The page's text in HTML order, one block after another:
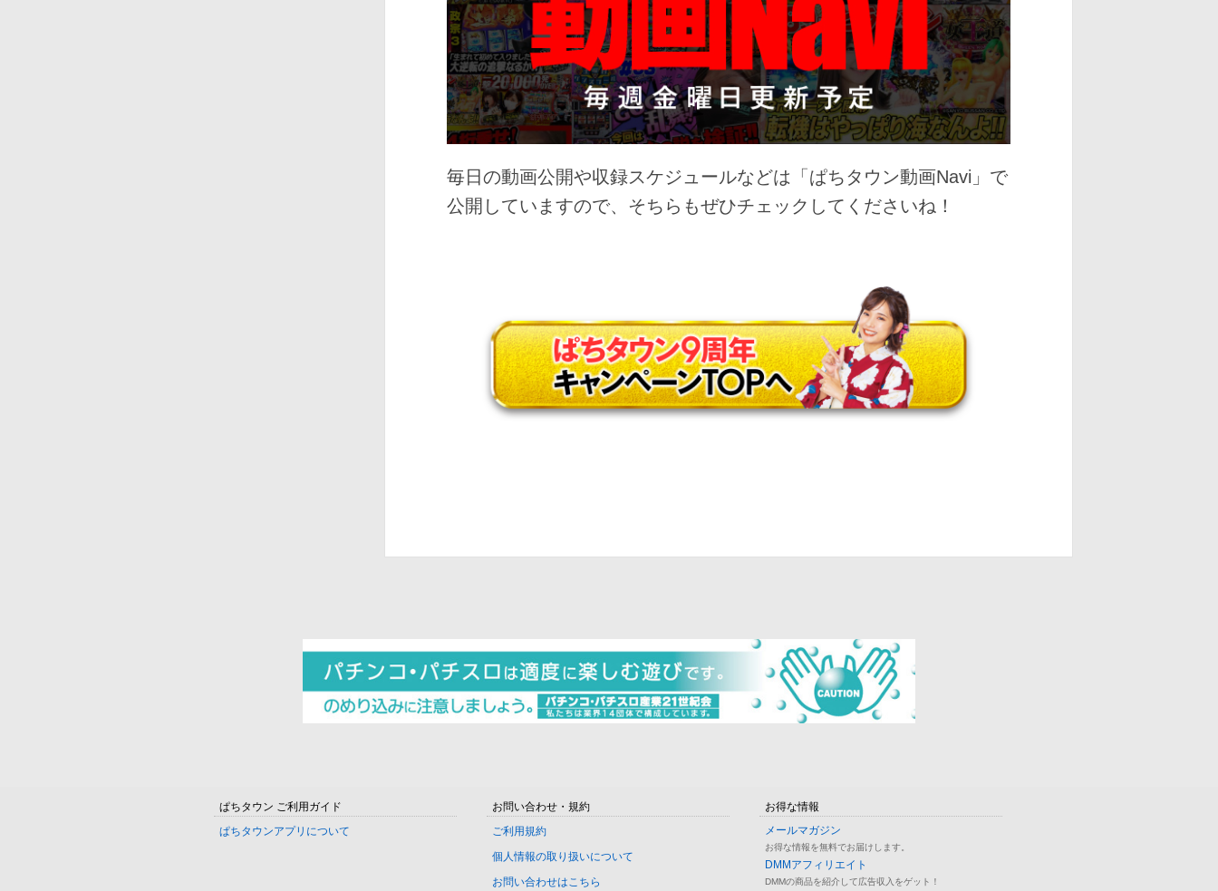
毎日の動画公開や収録スケジュールなどは「ぱちタウン動画Navi」で
公開していますので、そちらもぜひチェックしてくださいね！
ぱちタウン ご利用ガイド
ぱちタウンアプリについて
お問い合わせ・規約
ご利用規約
個人情報の取り扱いについて
お問い合わせはこちら
お得な情報
メールマガジン
お得な情報を無料でお届けします。
DMMアフィリエイト
DMMの商品を紹介して広告収入をゲット！